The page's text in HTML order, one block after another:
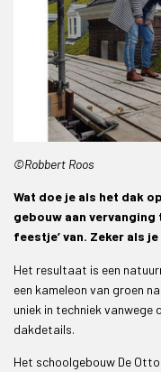
©Robbert Roos
Wat doe je als het dak
gebouw aan vervanging
feestje’ van. Zeker als
Het resultaat is een
een kameleon van groen
uniek in techniek vanwege
dakdetails.
Het schoolgebouw De